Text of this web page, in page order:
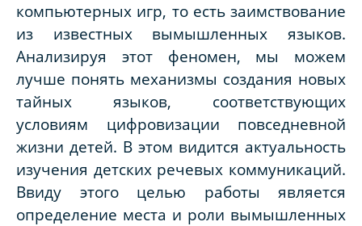
компьютерных игр, то есть заимствование
из известных вымышленных языков.
Анализируя этот феномен, мы можем
лучше понять механизмы создания новых
тайных языков, соответствующих
условиям цифровизации повседневной
жизни детей. В этом видится актуальность
изучения детских речевых коммуникаций.
Ввиду этого целью работы является
определение места и роли вымышленных